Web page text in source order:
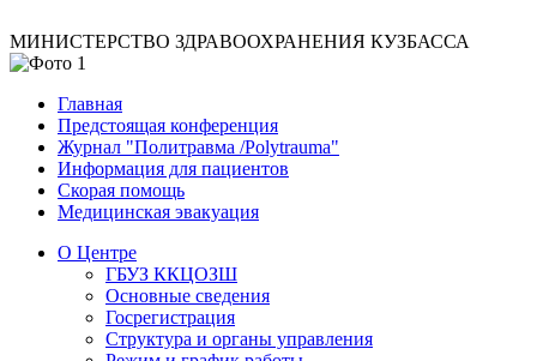
МИНИСТЕРСТВО ЗДРАВООХРАНЕНИЯ КУЗБАССА
Главная
Предстоящая конференция
Журнал "Политравма /Polytrauma"
Информация для пациентов
Скорая помощь
Медицинская эвакуация
О Центре
ГБУЗ ККЦОЗШ
Основные сведения
Госрегистрация
Структура и органы управления